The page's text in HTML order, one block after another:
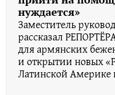
нуждается»
Заместитель
рассказал
для армянских
и открытии новых
Латинской Америке